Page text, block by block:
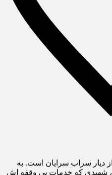
دیار سراب سرایان است. به
شهیدی که خدمات بی وقفه اش